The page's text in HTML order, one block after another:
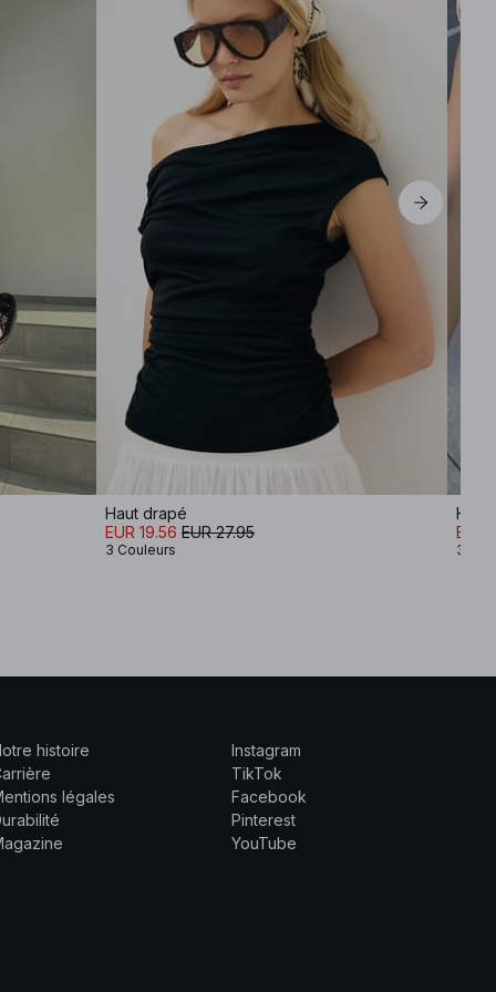
Haut drapé
EUR 19.56 EUR 27.95
3 Couleurs
EUR
3
histoire
légales
Instagram
TikTok
Facebook
Pinterest
YouTube